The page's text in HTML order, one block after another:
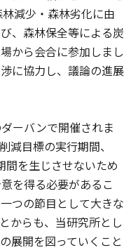
減少・森林劣化に由
、森林保全等による炭
から会合に参加しまし
に協力し、議論の進展
ーバンで開催されま
減目標の実行期間、
間を生じさせないため
を得る必要があるこ
つの節目として大きな
からも、当研究所とし
展開を図っていくこと